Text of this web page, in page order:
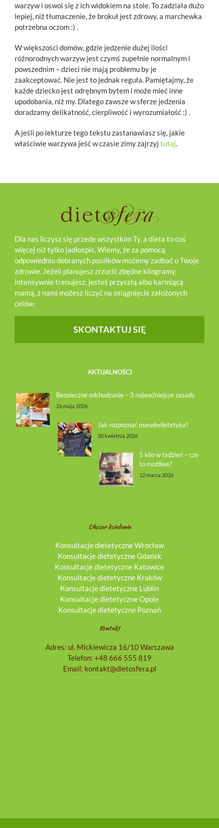
warzyw i oswoi się z ich widokiem na stole. To zadziała dużo
lepiej, niż tłumaczenie, że brokuł jest zdrowy, a marchewka
potrzebna oczom :) .
W większości domów, gdzie jedzenie dużej ilości
różnorodnych warzyw jest czymś zupełnie normalnym i
powszednim – dzieci nie mają problemu by je
zaakceptować. Nie jest to jednak reguła. Pamiętajmy, że
każde dziecko jest odrębnym bytem i może mieć inne
upodobania, niż my. Dlatego zawsze w sferze jedzenia
doradzamy delikatność, cierpliwość i wyrozumiałość :) .
A jeśli po lekturze tego tekstu zastanawiasz się, jakie
właściwie warzywa jeść w czasie zimy zajrzyj tutaj
Dla nas liczysz się przede wszystkim Ty, a dieta to coś
więcej niż tylko jadłospis. Wiemy, że za pomocą
odpowiednio dobranych posiłków możemy zadbać o Twoje
zdrowie. Jeżeli planujesz zrzucić zbędne kilogramy,
intensywnie trenujesz, jesteś przyszłą albo karmiącą
mamą, z nami możesz liczyć na osiągnięcie założonych
celów.
SKONTAKTUJ SIĘ
AKTUALNOŚCI
Bezpieczne odchudzanie – 3 najważniejsze zasady
26 maja 2026
Jak rozpoznać pseudodietetyka?
20 kwietnia 2026
5 kilo w tydzień – czy
to możliwe?
12 marca 2026
Obszar działania
Konsultacje dietetyczne Wrocław
Konsultacje dietetyczne Gdańsk
Konsultacje dietetyczne Katowice
Konsultacje dietetyczne Kraków
Konsultacje dietetyczne Lublin
Konsultacje dietetyczne Opole
Konsultacje dietetyczne Poznań
Kontakt
Adres: ul. Mickiewicza 16/10 Warszawa
Telefon: +48 666 555 819
Email: kontakt@dietosfera.pl